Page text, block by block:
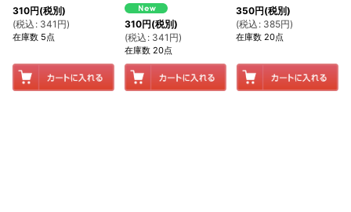
310円(税別)
(税込 : 341 円)
在庫数 5点
310円(税別)
(税込 : 341 円)
在庫数 20点
350円(税別)
(税込 : 385円)
在庫数 20点